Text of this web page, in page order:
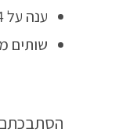
ענה על 4 שאלות ותדע איזה ארון מתאים לך:
שותים
הסתבכתם